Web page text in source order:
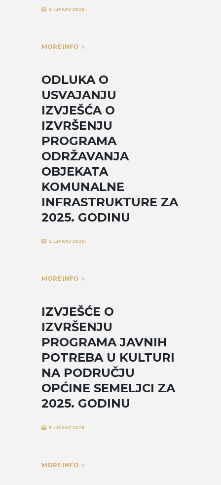
5. LIPANJ 2026.
MORE INFO
ODLUKA O
USVAJANJU
IZVJEŠĆA O
IZVRŠENJU
PROGRAMA
ODRŽAVANJA
OBJEKATA
KOMUNALNE
INFRASTRUKTURE ZA
2025. GODINU
5. LIPANJ 2026.
MORE INFO
IZVJEŠĆE O
IZVRŠENJU
PROGRAMA JAVNIH
POTREBA U KULTURI
NA PODRUČJU
OPĆINE SEMELJCI ZA
2025. GODINU
5. LIPANJ 2026.
MORE INFO